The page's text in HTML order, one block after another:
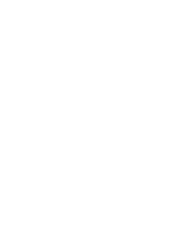
Facebook
Twitter